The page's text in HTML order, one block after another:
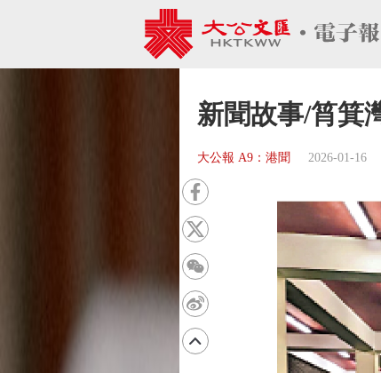
新聞故事/筲箕
大公報 A9：港聞 2026-01-16